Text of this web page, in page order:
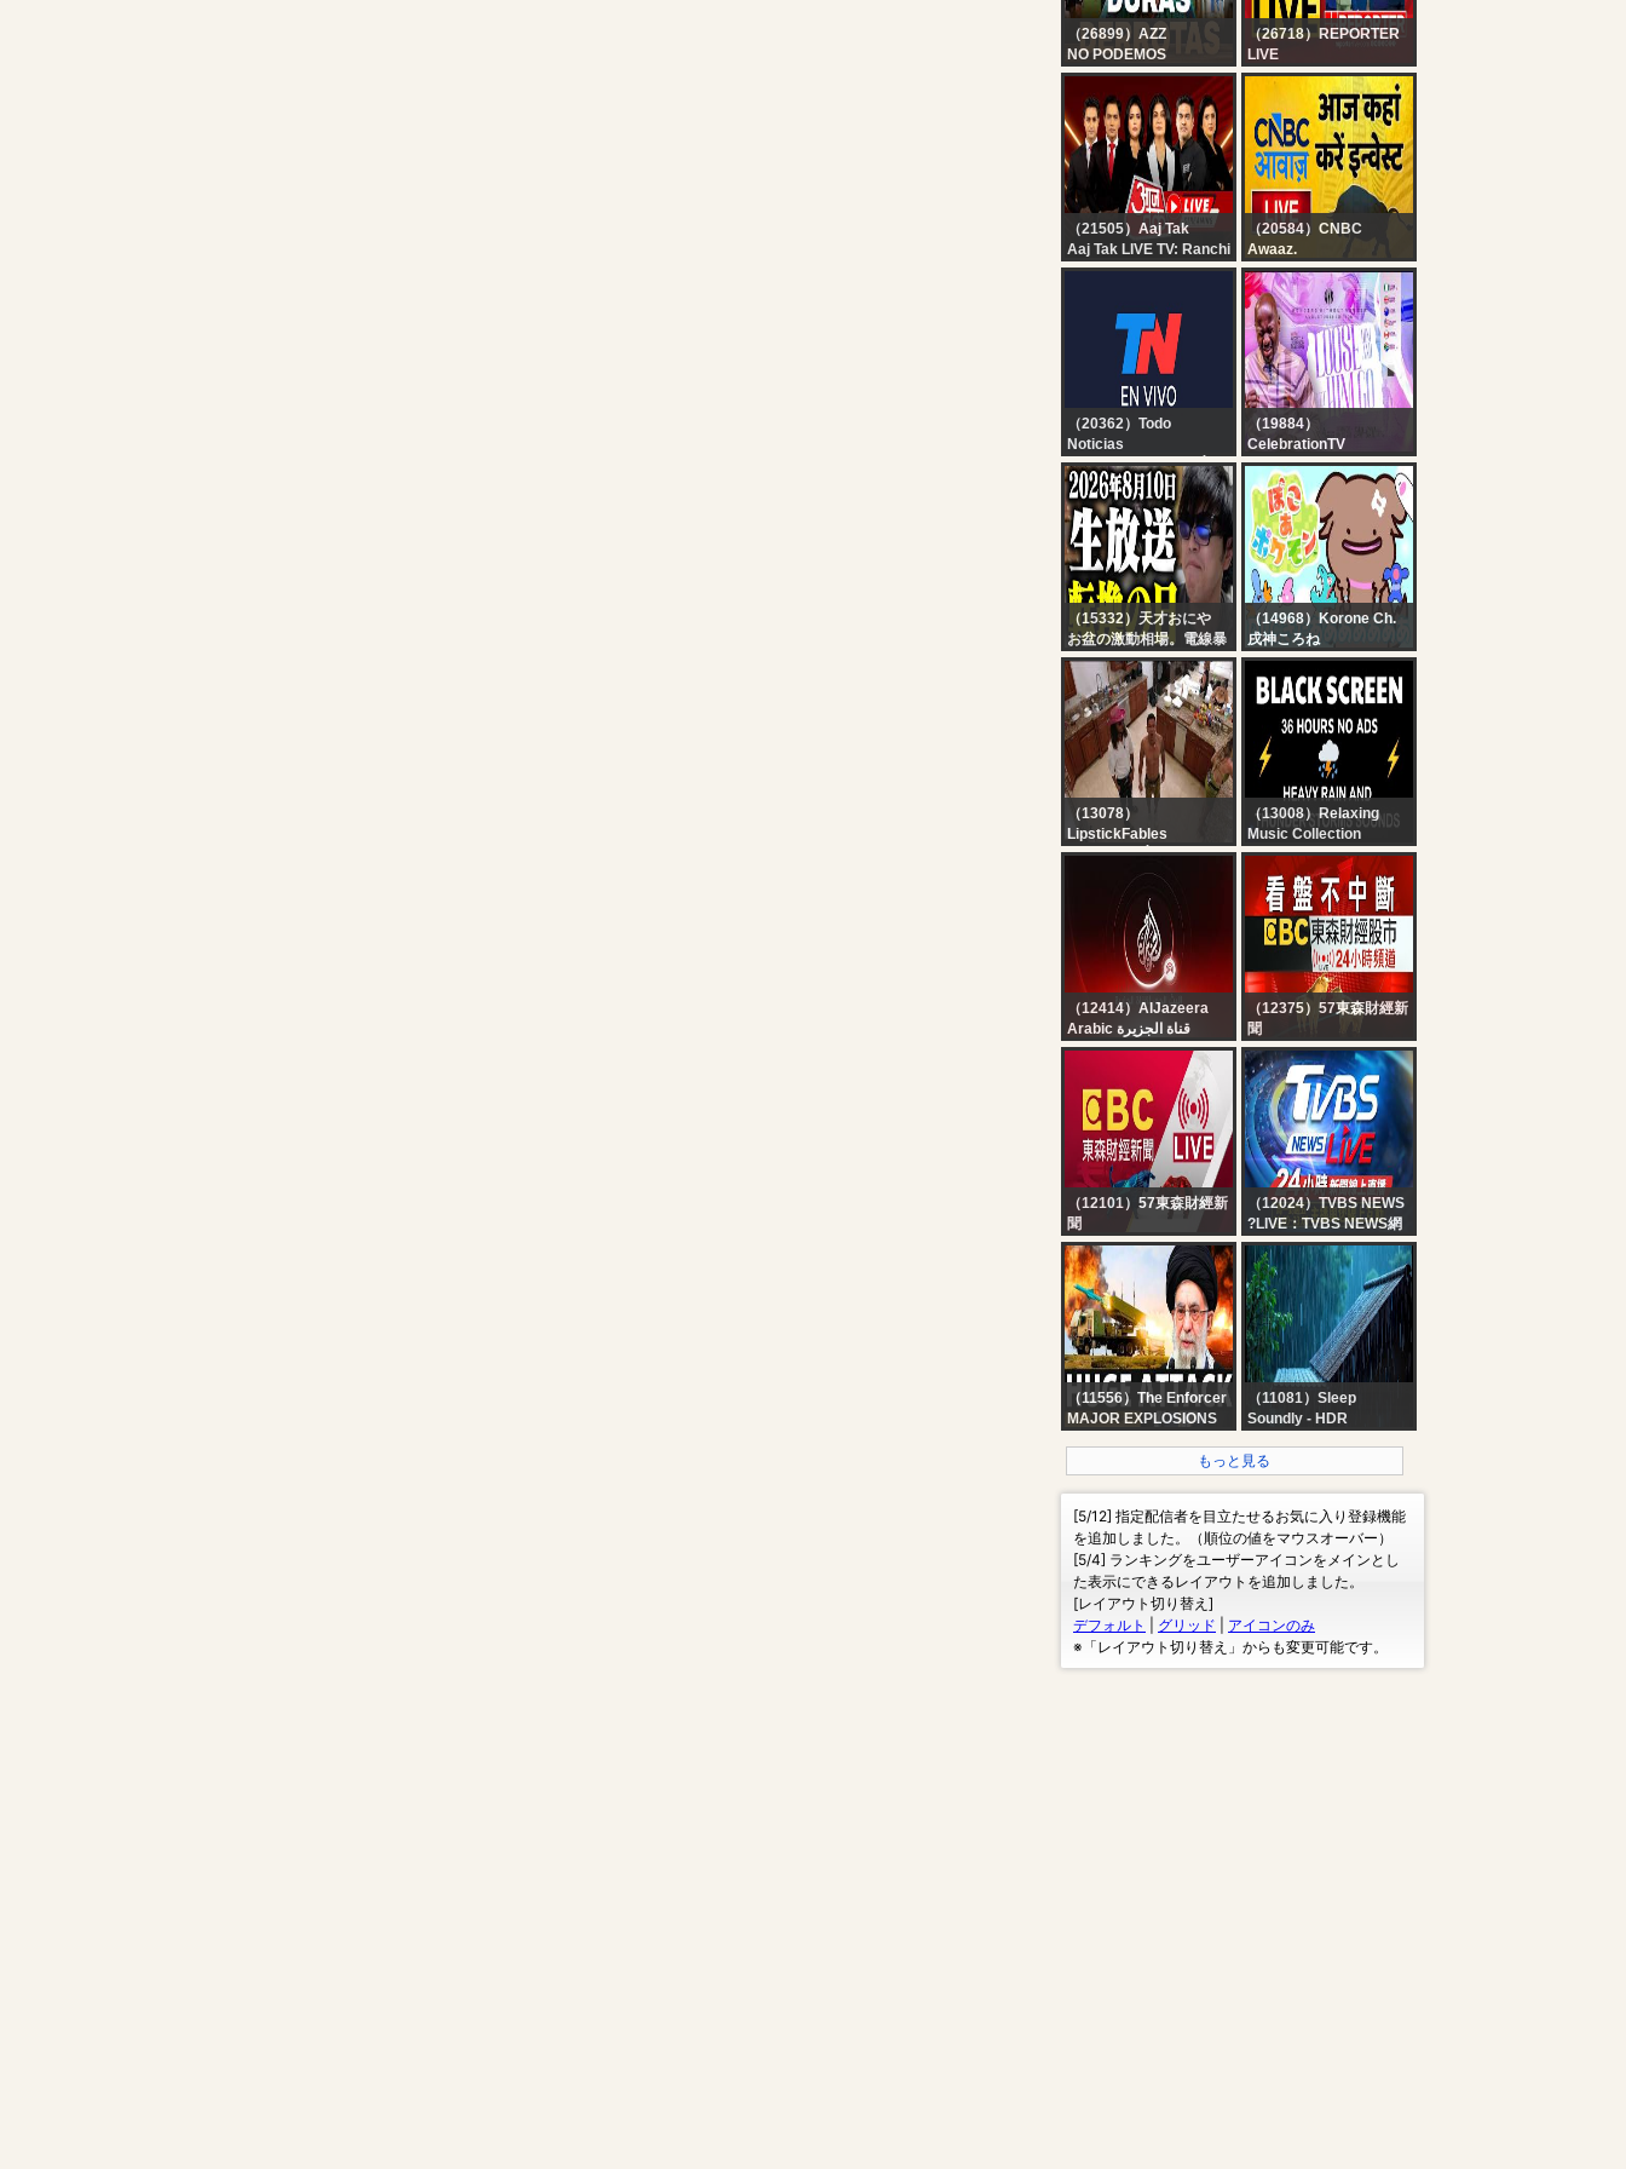
（26899）AZZ
NO PODEMOS
PERDER EN VIVO con
AZZARO ?RIVER,
RACING Y SAN
LORENZO EN CRISIS +
BOCA SE ACOMODA
（26718）REPORTER
LIVE
24x7 Reporter Live TV |
Kerala Rain Alert Live |
HD Streaming | Latest
Malayalam News |
Reporter
（21505）Aaj Tak
Aaj Tak LIVE TV: Ranchi
JPSC Student Protest
Parliament | Amit Shah
| Hindi News
（20584）CNBC
Awaaz.
Stock Market Updates
Live: आज कहां करें इन्वेस्ट |
Business & Finance
|10th August 2026 |
CNBC Awaaz
（20362）Todo
Noticias
TN EN VIVO - SEGUÍ LA
TRANSMISIÓN EN VIVO
DE TODO NOTICIAS
（19884）
CelebrationTV
Apostle Suleman LIVE:
LOOSE HIM AND LET
HIM GO ? || WWN #Day
6 August Edition || 10th
August, 2026
（15332）天才おにや
お盆の激動相場。電線暴
騰中！！夏枯れ？サマー
ラリー？モメンタムの変
化は既に織り込んだ。救
えはしないメモリーも。
俺も。損切は技術。成長
への要素なのだ。さぁ覚
悟の後場の寄り付き株ラ
イブ生放送！！
（14968）Korone Ch.
戌神ころね
【ぽこあ】海きたあああ
ああ！？！？！？
（13078）
LipstickFables
NOVENO DÍA: Domingo
lleno de actividades en
La Casa de El
Lengüetazo 2 ?
（13008）Relaxing
Music Collection
? Heavy Rain and
Thunder Sounds for
Sleeping - Black
Screen | Perfect
Thunderstorm for Rest,
（12414）AlJazeera
Arabic قناة الجزيرة
البث الحي لقناة الجزيرة |
（12375）57東森財經新
聞
【看盤不中斷】EBC東森
財經股市24小時直播｜
Taiwan EBC Financial
News 24hr Live｜台湾
EBC 金融ニュース24 時
間オンライン放送｜대만
뉴스 생방송
（12101）57東森財經新
聞
EBC 東森財經新聞24小
時線上直播｜Taiwan
EBC Financial News｜
台湾 EBC 金融ニュース
｜대만 뉴스 생방송
（12024）TVBS NEWS
?LIVE：TVBS NEWS網
路獨家新聞24小時直播
Taiwan News 24hr 台湾
世界中のニュースを24時
間配信中 대만24시간뉴
스채널 55台
（11556）The Enforcer
MAJOR EXPLOSIONS
MOSCOW UNDER
News The Enforcer
（11081）Sleep
Soundly - HDR
for Sleeping - ASMR
Rain and Thunder
Relaxing
もっと見る
[5/12] 指定配信者を目立たせるお気に入り登録機能
を追加しました。（順位の値をマウスオーバー）
[5/4] ランキングをユーザーアイコンをメインとし
た表示にできるレイアウトを追加しました。
[レイアウト切り替え]
デフォルト
グリッド
アイコンのみ
※「レイアウト切り替え」からも変更可能です。